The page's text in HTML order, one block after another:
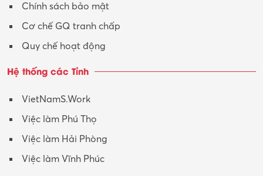
Chính sách bảo mật
Cơ chế GQ tranh chấp
Quy chế hoạt động
Hệ thống các Tỉnh
VietNamS.Work
Việc làm Phú Thọ
Việc làm Hải Phòng
Việc làm Vĩnh Phúc